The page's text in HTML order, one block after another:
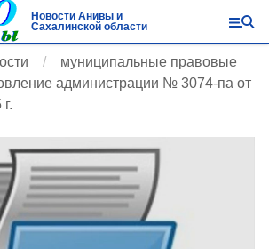
Новости Анивы и
Сахалинской области
муниципальные правовые
администрации № 3074-па от